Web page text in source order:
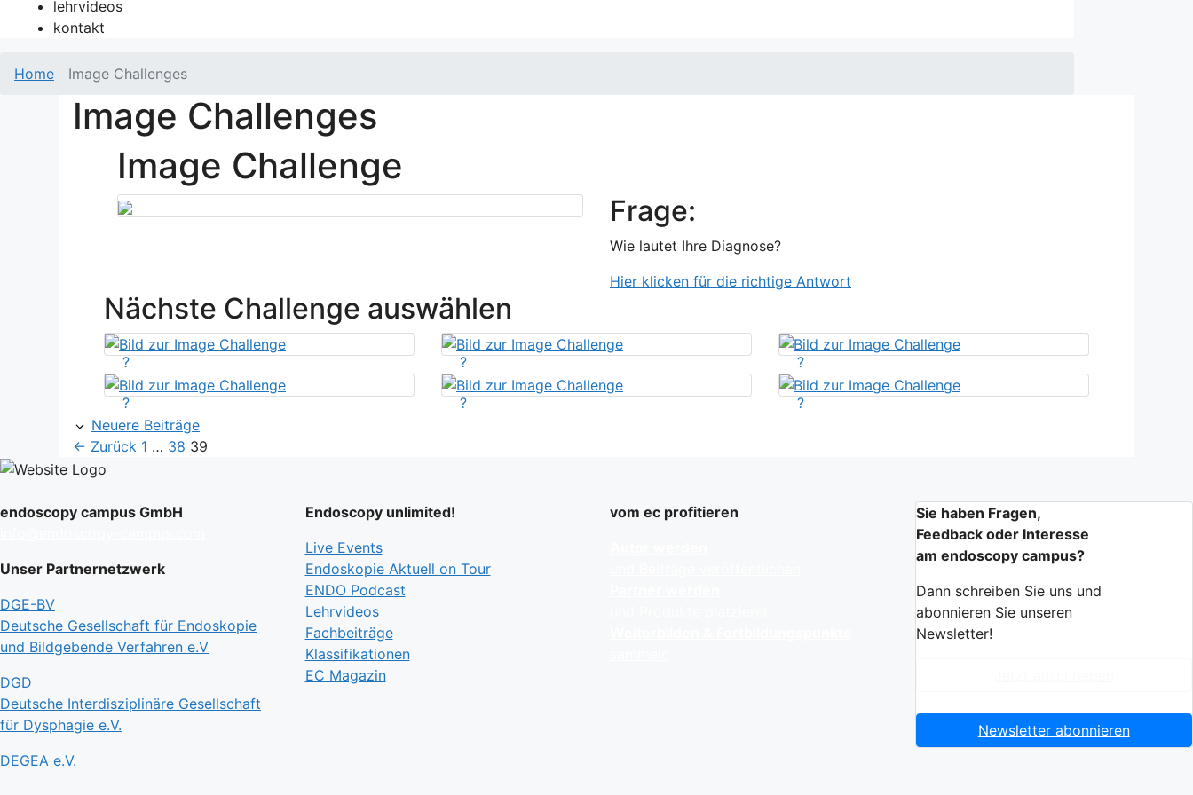
lehrvideos
kontakt
Home Image Challenges
Image Challenges
Image Challenge
Frage:
Wie lautet Ihre Diagnose?
Hier klicken für die richtige Antwort
Nächste Challenge auswählen
? ? ?
? ?
?
Neuere Beiträge
← Zurück Seite
1 … Seite
38 Seite
39
endoscopy campus GmbH
Unser Partnernetzwerk
DGE-BV
Deutsche Gesellschaft für Endoskopie
und Bildgebende Verfahren e.V
DGD
Deutsche Interdisziplinäre Gesellschaft
für Dysphagie e.V.
DEGEA e.V.
Endoscopy unlimited!
Live Events
Endoskopie Aktuell on Tour
ENDO Podcast
Lehrvideos
Fachbeiträge
Klassifikationen
EC Magazin
vom ec profitieren
Sie haben Fragen,
Feedback oder Interesse
am endoscopy campus?
Dann schreiben Sie uns und
abonnieren Sie unseren
Newsletter!
Newsletter abonnieren